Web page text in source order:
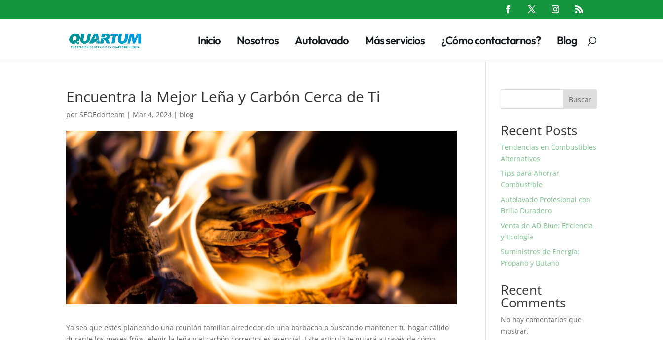
Inicio Nosotros Autolavado Más servicios ¿Cómo contactarnos? Blog
Encuentra la Mejor Leña y Carbón Cerca de Ti
porSEOEdorteam | Mar 4, 2024 | blog
Ya sea que estés planeando una reunión familiar alrededor de una barbacoa o buscando mantener tu hogar cálido
Buscar
Recent Posts
Tendencias en Combustibles
Alternativos
Tips para Ahorrar
Combustible
Autolavado Profesional con
Brillo Duradero
Venta de AD Blue: Eficiencia
y Ecología
Suministros de Energía:
Propano y Butano
Recent
Comments
No hay comentarios que
mostrar.